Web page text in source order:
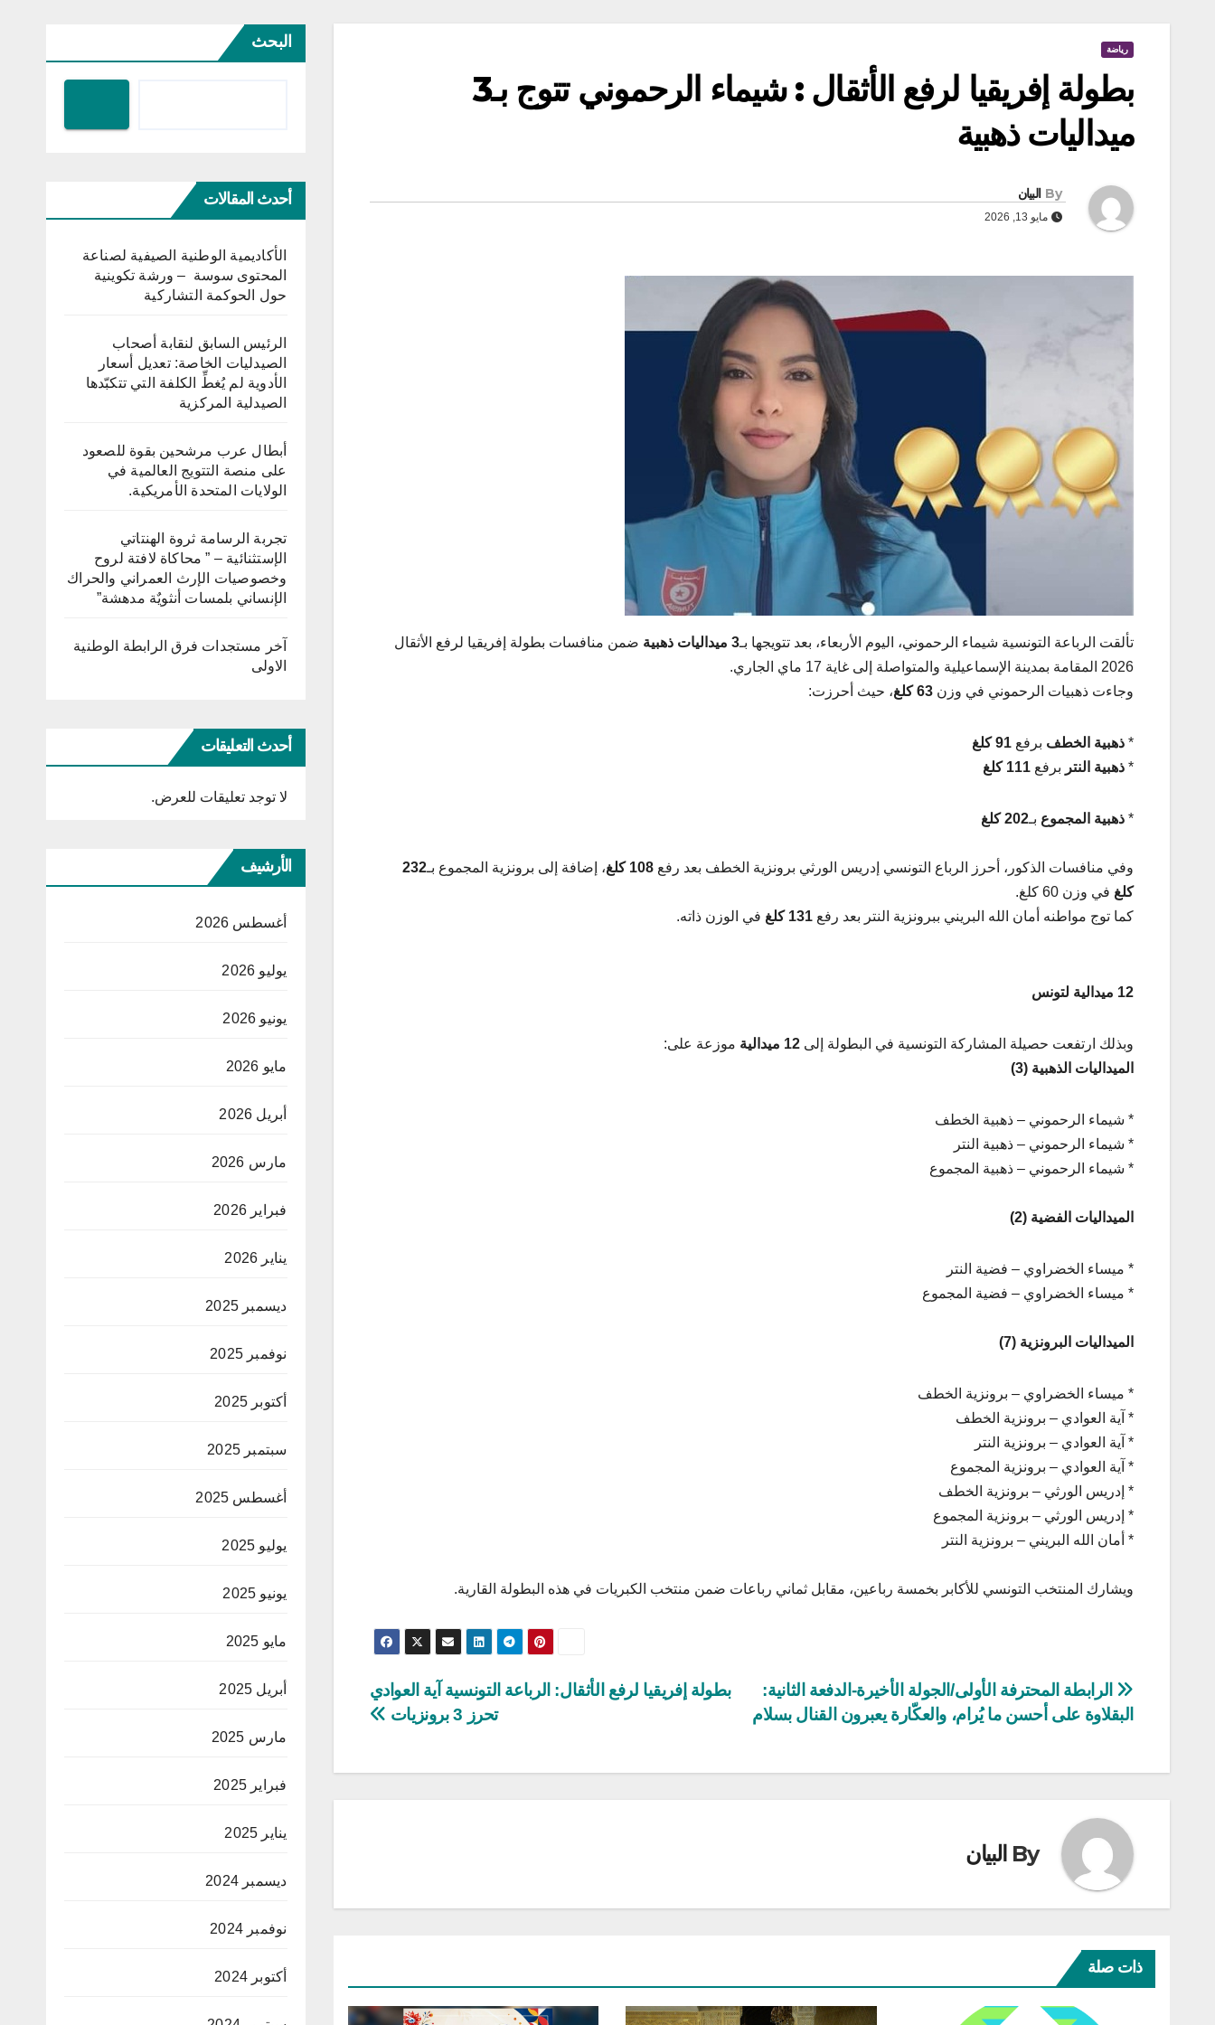
رياضة
بطولة إفريقيا لرفع الأثقال : شيماء الرحموني تتوج بـ3
ميداليات ذهبية
By البيان
مايو 13, 2026
تألقت الرباعة التونسية شيماء الرحموني، اليوم الأربعاء، بعد تتويجها بـ3 ميداليات ذهبية
ضمن منافسات بطولة إفريقيا لرفع الأثقال
2026 المقامة بمدينة الإسماعيلية والمتواصلة إلى غاية 17 ماي الجاري.
وجاءت ذهبيات الرحموني في وزن 63 كلغ ، حيث أحرزت:
* ذهبية الخطف برفع 91 كلغ
* ذهبية النتر برفع 111 كلغ
* ذهبية المجموع بـ202 كلغ
وفي منافسات الذكور، أحرز الرباع التونسي إدريس الورثي برونزية الخطف بعد رفع 108 كلغ ، إضافة إلى برونزية المجموع بـ232
كلغ في وزن 60 كلغ.
كما توج مواطنه أمان الله البريني ببرونزية النتر بعد رفع 131 كلغ في الوزن ذاته.
12 ميدالية لتونس
وبذلك ارتفعت حصيلة المشاركة التونسية في البطولة إلى 12 ميدالية
موزعة على:
الميداليات الذهبية (3)
* شيماء الرحموني – ذهبية الخطف
* شيماء الرحموني – ذهبية النتر
* شيماء الرحموني – ذهبية المجموع
الميداليات الفضية (2)
* ميساء الخضراوي – فضية النتر
* ميساء الخضراوي – فضية المجموع
الميداليات البرونزية (7)
* ميساء الخضراوي – برونزية الخطف
* آية العوادي – برونزية الخطف
* آية العوادي – برونزية النتر
* آية العوادي – برونزية المجموع
* إدريس الورثي – برونزية الخطف
* إدريس الورثي – برونزية المجموع
* أمان الله البريني – برونزية النتر
ويشارك المنتخب التونسي للأكابر بخمسة رباعين، مقابل ثماني رباعات ضمن منتخب الكبريات في هذه البطولة القارية.
تصفّح
المقالات
بطولة إفريقيا لرفع الأثقال: الرباعة التونسية آية العوادي
تحرز 3 برونزيات
الرابطة المحترفة الأولى/الجولة الأخيرة-الدفعة الثانية:
البقلاوة على أحسن ما يُرام، والعكّارة يعبرون القنال بسلام
By البيان
ذات صلة
البحث
أحدث المقالات
الأكاديمية الوطنية الصيفية لصناعة
المحتوى سوسة – ورشة تكوينية
حول الحوكمة التشاركية
الرئيس السابق لنقابة أصحاب
الصيدليات الخاصة: تعديل أسعار
الأدوية لم يُغطِّ الكلفة التي تتكبّدها
الصيدلية المركزية
أبطال عرب مرشحين بقوة للصعود
على منصة التتويج العالمية في
الولايات المتحدة الأمريكية.
تجربة الرسامة ثروة الهنتاتي
الإستثنائية – ” محاكاة لافتة لروح
وخصوصيات الإرث العمراني والحراك
الإنساني بلمسات أنثويٌة مدهشة”
آخر مستجدات فرق الرابطة الوطنية
الاولى
أحدث التعليقات
لا توجد تعليقات للعرض.
الأرشيف
أغسطس 2026
يوليو 2026
يونيو 2026
مايو 2026
أبريل 2026
مارس 2026
فبراير 2026
يناير 2026
ديسمبر 2025
نوفمبر 2025
أكتوبر 2025
سبتمبر 2025
أغسطس 2025
يوليو 2025
يونيو 2025
مايو 2025
أبريل 2025
مارس 2025
فبراير 2025
يناير 2025
ديسمبر 2024
نوفمبر 2024
أكتوبر 2024